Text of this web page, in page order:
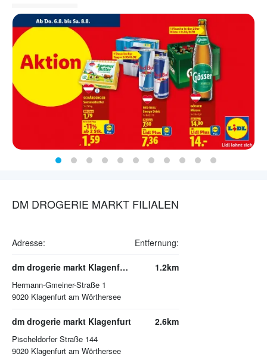
DM DROGERIE MARKT FILIALEN
Adresse: Entfernung:
dm drogerie markt Klagenfurt am Wörthersee
Hermann-Gmeiner-Straße 1
9020 Klagenfurt am Wörthersee
1.2km
dm drogerie markt Klagenfurt
Pischeldorfer Straße 144
9020 Klagenfurt am Wörthersee
2.6km